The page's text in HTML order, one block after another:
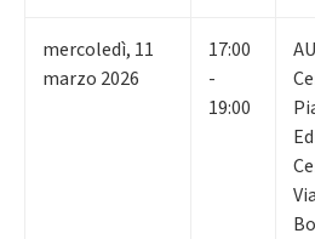
mercoledì, 11
marzo 2026
17:00
-
19:00